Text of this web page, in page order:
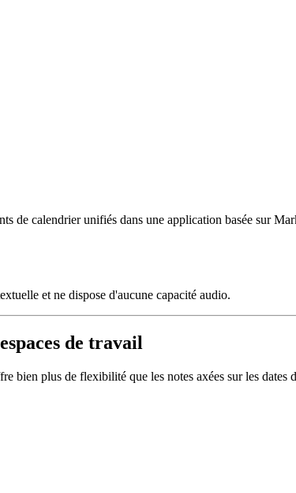
de calendrier unifiés dans une application basée sur
et ne dispose d'aucune capacité audio.
de travail
bien plus de flexibilité que les notes axées sur les dates